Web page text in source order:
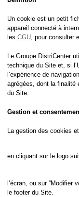
Un cookie est un petit
appareil connecté à
les CGU, pour consulter
Le Groupe DistriCenter
technique du Site et, si
l’expérience de
agrégées, dont la finalité
du Site.
Gestion et
La gestion des cookies
en cliquant sur le logo
l’écran, ou sur ”Modifier
le footer du Site.